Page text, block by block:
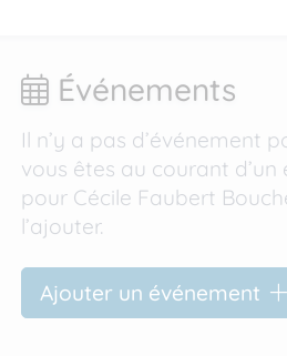
Événements
Il n’y a pas d’événement
vous êtes au courant
pour Cécile Faubert
l’ajouter.
Ajouter un événement